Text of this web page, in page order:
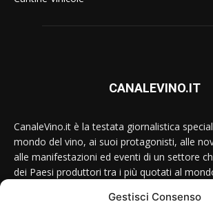
Gestisci Consenso
CANALEVINO.IT
CanaleVino.it è la testata giornalistica
mondo del vino, ai suoi protagonisti, alle
alle manifestazioni ed eventi di un settore
dei Paesi produttori tra i più quotati al
redazione@canalevino.it